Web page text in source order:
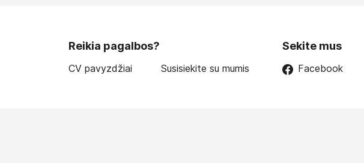
Reikia pagalbos?
CV pavyzdžiai Susisiekite su mumis
Sekite mus
Facebook